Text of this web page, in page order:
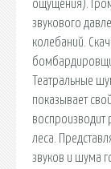
ощущения).
звукового
колебаний.
Театральные
показывает
воспроизводит
леса.
звуков и шума